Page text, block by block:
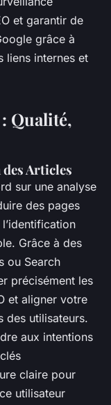
et garantir de
grâce à
liens internes et
Qualité,
Articles
sur une analyse
des pages
Grâce à des
ou Search
précisément les
et aligner votre
des utilisateurs.
aux intentions
claire pour
utilisateur